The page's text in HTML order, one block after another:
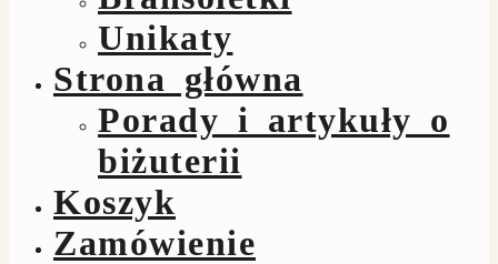
Unikaty
Strona główna
Porady i artykuły o
biżuterii
Koszyk
Zamówienie